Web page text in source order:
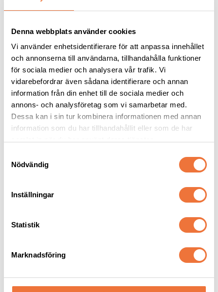
Denna webbplats använder cookies
Vi använder enhetsidentifierare för att anpassa innehållet
och annonserna till användarna, tillhandahålla funktioner
för sociala medier och analysera vår trafik. Vi
vidarebefordrar även sådana identifierare och annan
information från din enhet till de sociala medier och
annons- och analysföretag som vi samarbetar med.
Dessa kan i sin tur kombinera informationen med annan
information som du har tillhandahållit eller som de har
Nödvändig
Inställningar
Statistik
Marknadsföring
Nose Work Pairing Pod
NYHET
Nose Work
Plastbehållare S, 3-pack
NYHET